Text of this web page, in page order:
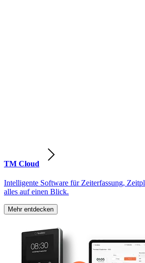
TM Cloud
Intelligente Software für Zeiterfassung,
alles auf einen Blick.
Mehr entdecken